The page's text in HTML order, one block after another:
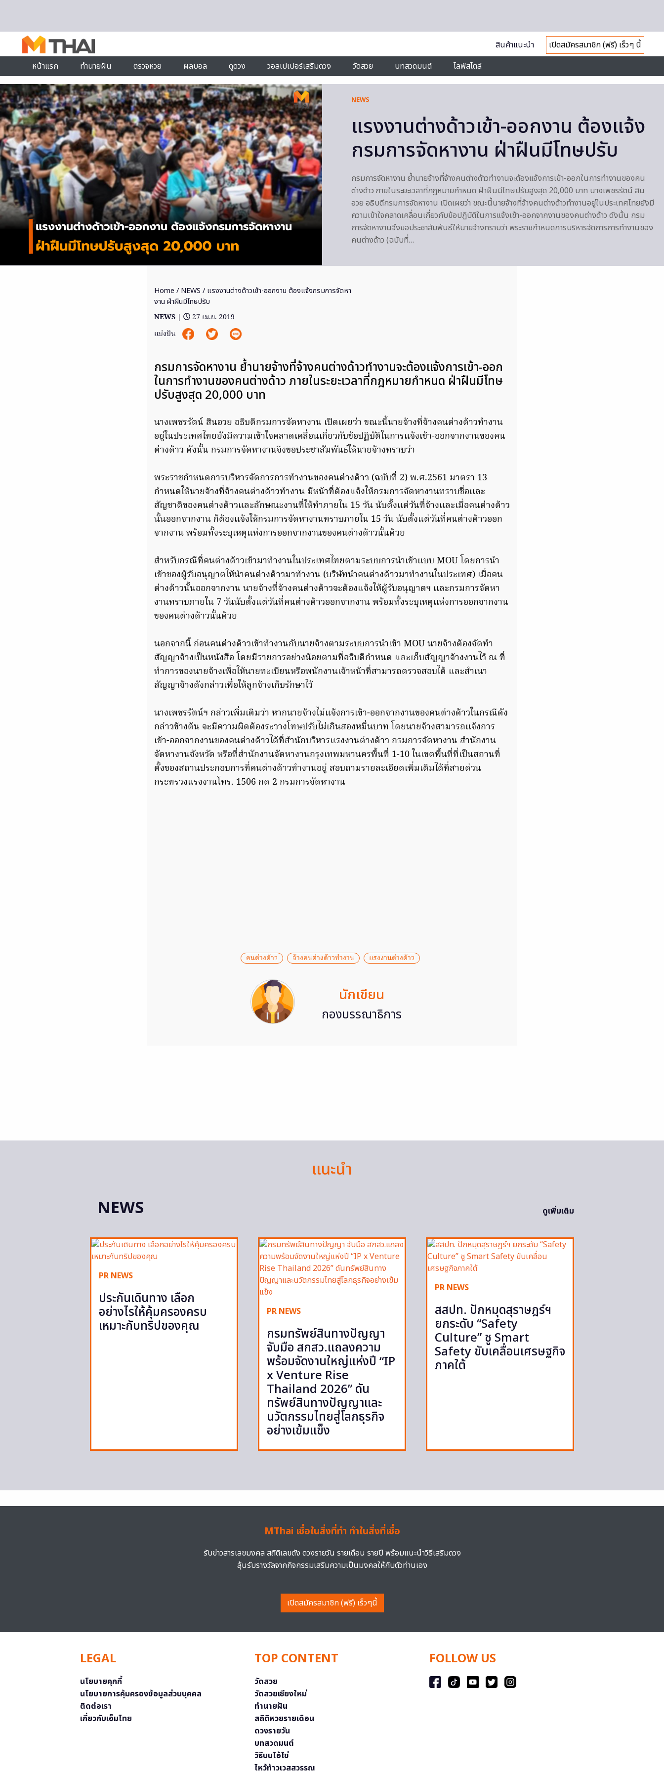
สินค้าแนะนำ
เปิดสมัครสมาชิก (ฟรี) เร็วๆ นี้
หน้าแรก
ทำนายฝัน ตรวจหวย ผลบอล ดูดวง วอลเปเปอร์เสริมดวง วัดสวย บทสวดมนต์ ไลฟ์สไตล์
NEWS
แรงงานต่างด้าวเข้า-ออกงาน ต้องแจ้ง
กรมการจัดหางาน ฝ่าฝืนมีโทษปรับ
กรมการจัดหางาน ย้ำนายจ้างที่จ้างคนต่างด้าวทำงานจะต้องแจ้งการเข้า-ออกในการทำงานของคน
ต่างด้าว ภายในระยะเวลาที่กฎหมายกำหนด ฝ่าฝืนมีโทษปรับสูงสุด 20,000 บาท นางเพชรรัตน์ สิน
อวย อธิบดีกรมการจัดหางาน เปิดเผยว่า ขณะนี้นายจ้างที่จ้างคนต่างด้าวทำงานอยู่ในประเทศไทยยังมี
ความเข้าใจคลาดเคลื่อนเกี่ยวกับข้อปฏิบัติในการแจ้งเข้า-ออกจากงานของคนต่างด้าว ดังนั้น กรม
การจัดหางานจึงขอประชาสัมพันธ์ให้นายจ้างทราบว่า พระราชกำหนดการบริหารจัดการการทำงานของ
คนต่างด้าว (ฉบับที่…
Home / NEWS / แรงงานต่างด้าวเข้า-ออกงาน ต้องแจ้งกรมการจัดหา
งาน ฝ่าฝืนมีโทษปรับ
NEWS |
27 เม.ย. 2019
แบ่งปัน
กรมการจัดหางาน ย้ำนายจ้างที่จ้างคนต่างด้าวทำงานจะต้องแจ้งการเข้า-ออก
ในการทำงานของคนต่างด้าว ภายในระยะเวลาที่กฎหมายกำหนด ฝ่าฝืนมีโทษ
ปรับสูงสุด 20,000 บาท
นางเพชรรัตน์ สินอวย อธิบดีกรมการจัดหางาน เปิดเผยว่า ขณะนี้นายจ้างที่จ้างคนต่างด้าวทำงาน
อยู่ในประเทศไทยยังมีความเข้าใจคลาดเคลื่อนเกี่ยวกับข้อปฏิบัติในการแจ้งเข้า-ออกจากงานของคน
ต่างด้าว ดังนั้น กรมการจัดหางานจึงขอประชาสัมพันธ์ให้นายจ้างทราบว่า
พระราชกำหนดการบริหารจัดการการทำงานของคนต่างด้าว (ฉบับที่ 2) พ.ศ.2561 มาตรา 13
กำหนดให้นายจ้างที่จ้างคนต่างด้าวทำงาน มีหน้าที่ต้องแจ้งให้กรมการจัดหางานทราบชื่อและ
สัญชาติของคนต่างด้าวและลักษณะงานที่ให้ทําภายใน 15 วัน นับตั้งแต่วันที่จ้างและเมื่อคนต่างด้าว
นั้นออกจากงาน ก็ต้องแจ้งให้กรมการจัดหางานทราบภายใน 15 วัน นับตั้งแต่วันที่คนต่างด้าวออก
จากงาน พร้อมทั้งระบุเหตุแห่งการออกจากงานของคนต่างด้าวนั้นด้วย
สำหรับกรณีที่คนต่างด้าวเข้ามาทำงานในประเทศไทยตามระบบการนำเข้าแบบ MOU โดยการนำ
เข้าของผู้รับอนุญาตให้นําคนต่างด้าวมาทํางาน (บริษัทนำคนต่างด้าวมาทำงานในประเทศ) เมื่อคน
ต่างด้าวนั้นออกจากงาน นายจ้างที่จ้างคนต่างด้าวจะต้องแจ้งให้ผู้รับอนุญาตฯ และกรมการจัดหา
งานทราบภายใน 7 วันนับตั้งแต่วันที่คนต่างด้าวออกจากงาน พร้อมทั้งระบุเหตุแห่งการออกจากงาน
ของคนต่างด้าวนั้นด้วย
นอกจากนี้ ก่อนคนต่างด้าวเข้าทํางานกับนายจ้างตามระบบการนำเข้า MOU นายจ้างต้องจัดทํา
สัญญาจ้างเป็นหนังสือ โดยมีรายการอย่างน้อยตามที่อธิบดีกําหนด และเก็บสัญญาจ้างงานไว้ ณ ที่
ทําการของนายจ้างเพื่อให้นายทะเบียนหรือพนักงานเจ้าหน้าที่สามารถตรวจสอบได้ และสําเนา
สัญญาจ้างดังกล่าวเพื่อให้ลูกจ้างเก็บรักษาไว้
นางเพชรรัตน์ฯ กล่าวเพิ่มเติมว่า หากนายจ้างไม่แจ้งการเข้า-ออกจากงานของคนต่างด้าวในกรณีดัง
กล่าวข้างต้น จะมีความผิดต้องระวางโทษปรับไม่เกินสองหมื่นบาท โดยนายจ้างสามารถแจ้งการ
เข้า-ออกจากงานของคนต่างด้าวได้ที่สำนักบริหารแรงงานต่างด้าว กรมการจัดหางาน สำนักงาน
จัดหางานจังหวัด หรือที่สำนักงานจัดหางานกรุงเทพมหานครพื้นที่ 1-10 ในเขตพื้นที่ที่เป็นสถานที่
ตั้งของสถานประกอบการที่คนต่างด้าวทำงานอยู่ สอบถามรายละเอียดเพิ่มเติมได้ที่สายด่วน
กระทรวงแรงงานโทร. 1506 กด 2 กรมการจัดหางาน
คนต่างด้าว จ้างคนต่างด้าวทำงาน แรงงานต่างด้าว
นักเขียน
กองบรรณาธิการ
แนะนำ
NEWS
ดูเพิ่มเติม
PR NEWS
ประกันเดินทาง เลือก
อย่างไรให้คุ้มครองครบ
เหมาะกับทริปของคุณ
PR NEWS
กรมทรัพย์สินทางปัญญา
จับมือ สกสว.แถลงความ
พร้อมจัดงานใหญ่แห่งปี “IP
x Venture Rise
Thailand 2026” ดัน
ทรัพย์สินทางปัญญาและ
นวัตกรรมไทยสู่โลกธุรกิจ
อย่างเข้มแข็ง
PR NEWS
สสปท. ปักหมุดสุราษฎร์ฯ
ยกระดับ “Safety
Culture” ชู Smart
Safety ขับเคลื่อนเศรษฐกิจ
ภาคใต้
MThai เชื่อในสิ่งที่ทำ ทำในสิ่งที่เชื่อ
รับข่าวสารเลขมงคล สถิติเลขดัง ดวงรายวัน รายเดือน รายปี พร้อมแนะนำวิธีเสริมดวง
ลุ้นรับรางวัลจากกิจกรรมเสริมความเป็นมงคลให้กับตัวท่านเอง
เปิดสมัครสมาชิก (ฟรี) เร็วๆนี้
LEGAL
นโยบายคุกกี้
นโยบายการคุ้มครองข้อมูลส่วนบุคคล
ติดต่อเรา
เกี่ยวกับเอ็มไทย
TOP CONTENT
วัดสวย
วัดสวยเชียงใหม่
ทำนายฝัน
สถิติหวยรายเดือน
ดวงรายวัน
บทสวดมนต์
วิธีบนไอ้ไข่
ไหว้ท้าวเวสสุวรรณ
FOLLOW US